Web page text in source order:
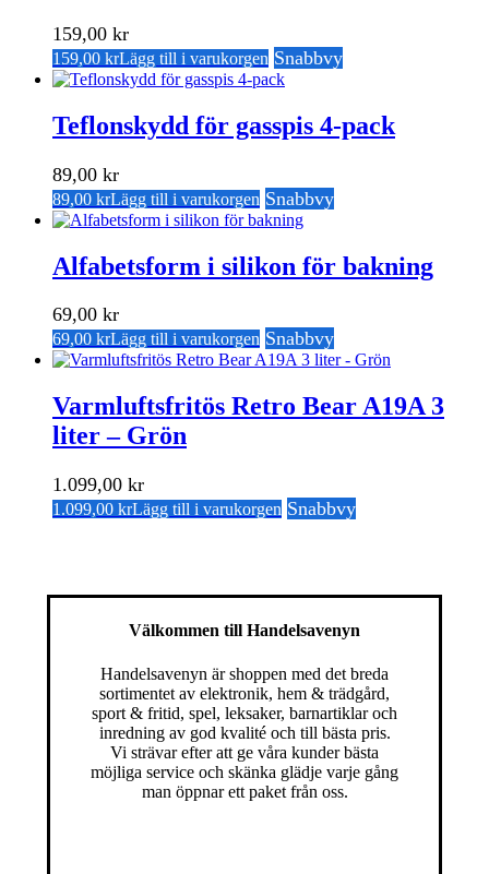
159,00 kr
159,00 krLägg till i varukorgen Snabbvy
Teflonskydd för gasspis 4-pack
89,00 kr
89,00 krLägg till i varukorgen Snabbvy
Alfabetsform i silikon för bakning
69,00 kr
69,00 krLägg till i varukorgen Snabbvy
Varmluftsfritös Retro Bear A19A 3
liter – Grön
1.099,00 kr
1.099,00 krLägg till i varukorgen Snabbvy
Välkommen till Handelsavenyn
Handelsavenyn är shoppen med det breda
sortimentet av elektronik, hem & trädgård,
sport & fritid, spel, leksaker, barnartiklar och
inredning av god kvalité och till bästa pris.
Vi strävar efter att ge våra kunder bästa
möjliga service och skänka glädje varje gång
man öppnar ett paket från oss.